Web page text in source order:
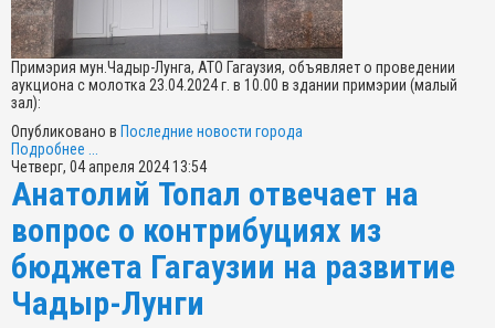
Примэрия мун.Чадыр-Лунга, АТО Гагаузия, объявляет о проведении
аукциона с молотка 23.04.2024 г. в 10.00 в здании примэрии (малый
зал):
Опубликовано в Последние новости города
Подробнее ...
Четверг, 04 апреля 2024 13:54
Анатолий Топал отвечает на
вопрос о контрибуциях из
бюджета Гагаузии на развитие
Чадыр-Лунги